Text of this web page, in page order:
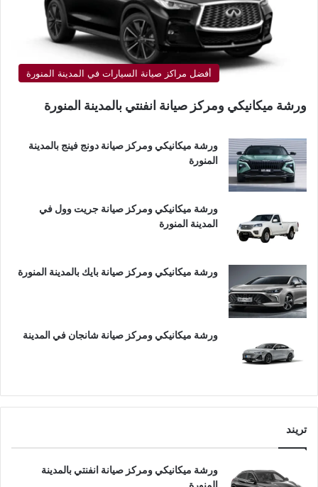
أفضل مراكز صيانة السيارات في المدينة المنورة
ورشة ميكانيكي ومركز صيانة انفنتي بالمدينة المنورة
ورشة ميكانيكي ومركز صيانة دونج فينج بالمدينة
المنورة
ورشة ميكانيكي ومركز صيانة جريت وول في
المدينة المنورة
ورشة ميكانيكي ومركز صيانة بايك بالمدينة المنورة
ورشة ميكانيكي ومركز صيانة شانجان في المدينة
تريند
ورشة ميكانيكي ومركز صيانة انفنتي بالمدينة
المنورة